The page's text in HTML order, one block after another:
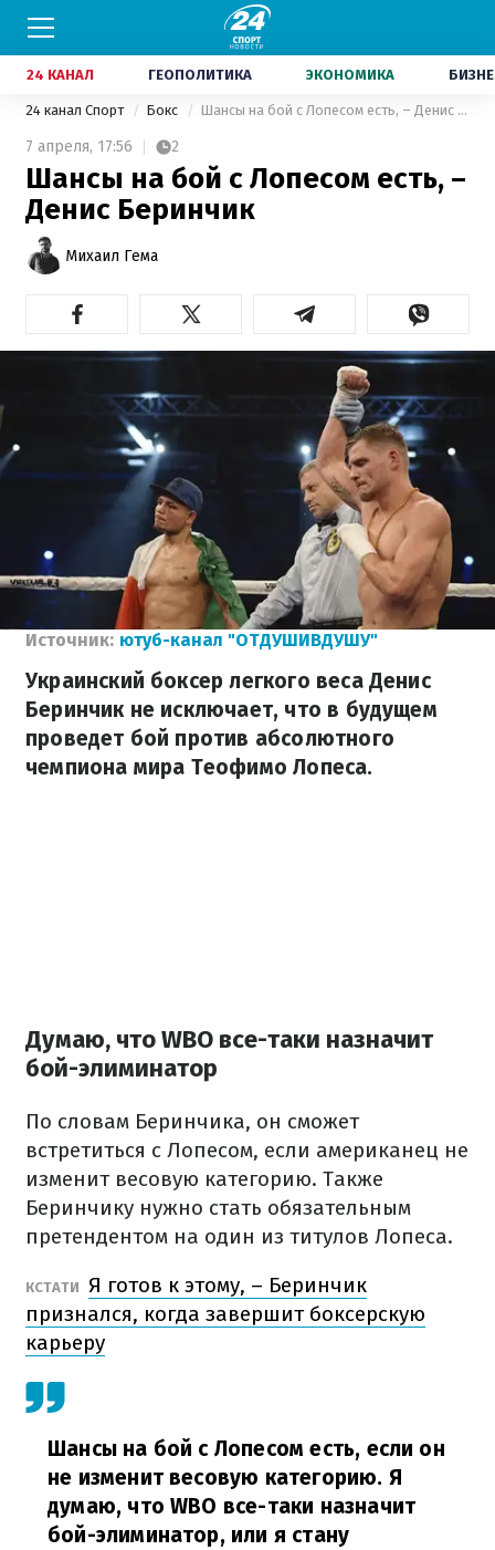
24 КАНАЛ ГЕОПОЛИТИКА ЭКОНОМИКА
24 канал Спорт Бокс Шансы на бой с Лопесом есть, – Денис Беринчик
7 апреля, 17:56 2
Шансы на бой с Лопесом есть, –
Денис Беринчик
Михаил Гема
Источник: ютуб-канал "ОТДУШИВДУШУ"
Украинский боксер легкого веса Денис
Беринчик не исключает, что в будущем
проведет бой против абсолютного
чемпиона мира Теофимо Лопеса.
Думаю, что WBO все-таки назначит
бой-элиминатор
По словам Беринчика, он сможет
встретиться с Лопесом, если американец не
изменит весовую категорию. Также
Беринчику нужно стать обязательным
претендентом на один из титулов Лопеса.
КСТАТИ Я готов к этому, – Беринчик
признался, когда завершит боксерскую
карьеру
Шансы на бой с Лопесом есть, если он
не изменит весовую категорию. Я
думаю, что WBO все-таки назначит
бой-элиминатор, или я стану